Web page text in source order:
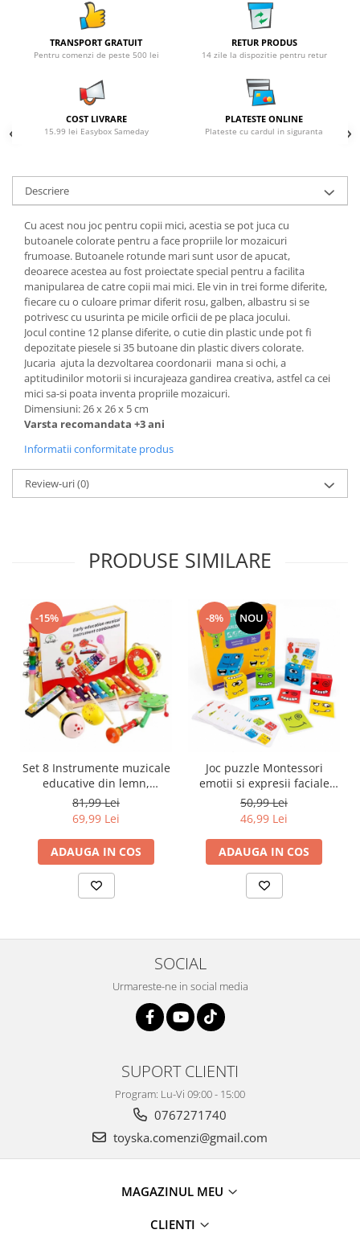
TRANSPORT GRATUIT
Pentru comenzi de peste 500 lei
RETUR PRODUS
14 zile la dispozitie pentru retur
COST LIVRARE
15.99 lei Easybox Sameday
PLATESTE ONLINE
Plateste cu cardul in siguranta
Descriere
Cu acest nou joc pentru copii mici, acestia se pot juca cu
butoanele colorate pentru a face propriile lor mozaicuri
frumoase. Butoanele rotunde mari sunt usor de apucat,
deoarece acestea au fost proiectate special pentru a facilita
manipularea de catre copii mai mici. Ele vin in trei forme diferite,
fiecare cu o culoare primar diferit rosu, galben, albastru si se
potrivesc cu usurinta pe micile orficii de pe placa jocului.
Jocul contine 12 planse diferite, o cutie din plastic unde pot fi
depozitate piesele si 35 butoane din plastic divers colorate.
Jucaria ajuta la dezvoltarea coordonarii mana si ochi, a
aptitudinilor motorii si incurajeaza gandirea creativa, astfel ca cei
mici sa-si poata inventa propriile mozaicuri.
Dimensiuni: 26 x 26 x 5 cm
Varsta recomandata +3 ani
Informatii conformitate produs
Review-uri(0)
PRODUSE SIMILARE
-15%
Set 8 Instrumente muzicale
educative din lemn,
multicolor
81,99 Lei
69,99 Lei
ADAUGA IN COS
-8% NOU
Joc puzzle Montessori
emotii si expresii faciale
cuburi din lemn, multicolor
50,99 Lei
46,99 Lei
ADAUGA IN COS
SOCIAL
Urmareste-ne in social media
SUPORT CLIENTI
Program: Lu-Vi 09:00 - 15:00
0767271740
toyska.comenzi@gmail.com
MAGAZINUL MEU
CLIENTI